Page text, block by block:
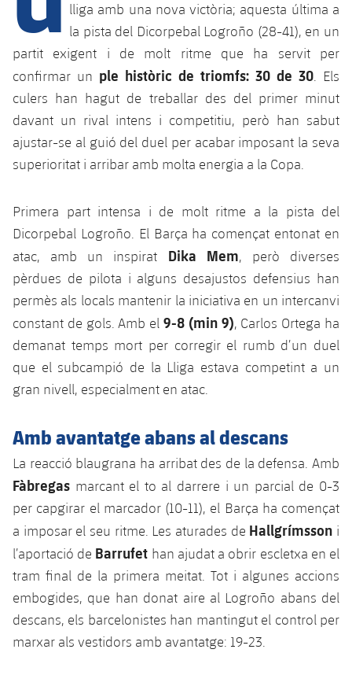
plusicon
més
Instal·lacions
Spotify Camp Nou
Estadi Johan Cruyff
Barça Cafe
Ciutat Esportiva
La Masia
plusicon
més
Serveis
Serveis Mèdics
plusicon
més
Acreditacions
lliga amb una nova victòria; aquesta última a
la pista del Dicorpebal Logroño (28-41), en un
partit exigent i de molt ritme que ha servit per
confirmar un ple històric de triomfs: 30 de 30 . Els
culers han hagut de treballar des del primer minut
davant un rival intens i competitiu, però han sabut
ajustar-se al guió del duel per acabar imposant la seva
superioritat i arribar amb molta energia a la Copa.
Primera part intensa i de molt ritme a la pista del
Dicorpebal Logroño. El Barça ha començat entonat en
atac, amb un inspirat Dika Mem, però diverses
pèrdues de pilota i alguns desajustos defensius han
permès als locals mantenir la iniciativa en un intercanvi
constant de gols. Amb el 9-8 (min 9), Carlos Ortega ha
demanat temps mort per corregir el rumb d’un duel
que el subcampió de la Lliga estava competint a un
gran nivell, especialment en atac.
Amb avantatge abans al descans
La reacció blaugrana ha arribat des de la defensa. Amb
Fàbregas marcant el to al darrere i un parcial de 0-3
per capgirar el marcador (10-11), el Barça ha començat
a imposar el seu ritme. Les aturades de Hallgrímsson i
l’aportació de Barrufet han ajudat a obrir escletxa en el
tram final de la primera meitat. Tot i algunes accions
embogides, que han donat aire al Logroño abans del
descans, els barcelonistes han mantingut el control per
marxar als vestidors amb avantatge: 19-23.